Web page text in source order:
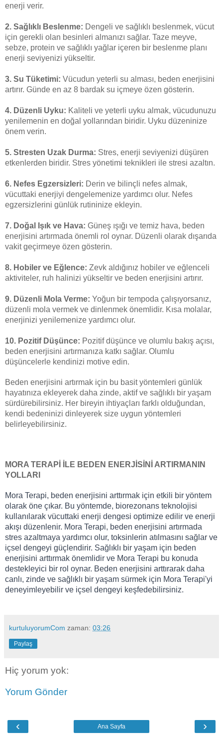
enerji verir.
2. Sağlıklı Beslenme: Dengeli ve sağlıklı beslenmek, vücut
için gerekli olan besinleri almanızı sağlar. Taze meyve,
sebze, protein ve sağlıklı yağlar içeren bir beslenme planı
enerji seviyenizi yükseltir.
3. Su Tüketimi: Vücudun yeterli su alması, beden enerjisini
artırır. Günde en az 8 bardak su içmeye özen gösterin.
4. Düzenli Uyku: Kaliteli ve yeterli uyku almak, vücudunuzu
yenilemenin en doğal yollarından biridir. Uyku düzeninize
önem verin.
5. Stresten Uzak Durma: Stres, enerji seviyenizi düşüren
etkenlerden biridir. Stres yönetimi teknikleri ile stresi azaltın.
6. Nefes Egzersizleri: Derin ve bilinçli nefes almak,
vücuttaki enerjiyi dengelemenize yardımcı olur. Nefes
egzersizlerini günlük rutininize ekleyin.
7. Doğal Işık ve Hava: Güneş ışığı ve temiz hava, beden
enerjisini artırmada önemli rol oynar. Düzenli olarak dışarıda
vakit geçirmeye özen gösterin.
8. Hobiler ve Eğlence: Zevk aldığınız hobiler ve eğlenceli
aktiviteler, ruh halinizi yükseltir ve beden enerjisini artırır.
9. Düzenli Mola Verme: Yoğun bir tempoda çalışıyorsanız,
düzenli mola vermek ve dinlenmek önemlidir. Kısa molalar,
enerjinizi yenilemenize yardımcı olur.
10. Pozitif Düşünce: Pozitif düşünce ve olumlu bakış açısı,
beden enerjisini artırmanıza katkı sağlar. Olumlu
düşüncelerle kendinizi motive edin.
Beden enerjisini artırmak için bu basit yöntemleri günlük
hayatınıza ekleyerek daha zinde, aktif ve sağlıklı bir yaşam
sürdürebilirsiniz. Her bireyin ihtiyaçları farklı olduğundan,
kendi bedeninizi dinleyerek size uygun yöntemleri
belirleyebilirsiniz.
MORA TERAPİ İLE BEDEN ENERJİSİNİ ARTIRMANIN
YOLLARI
Mora Terapi, beden enerjisini arttırmak için etkili bir yöntem
olarak öne çıkar. Bu yöntemde, biorezonans teknolojisi
kullanılarak vücuttaki enerji dengesi optimize edilir ve enerji
akışı düzenlenir. Mora Terapi, beden enerjisini artırmada
stres azaltmaya yardımcı olur, toksinlerin atılmasını sağlar ve
içsel dengeyi güçlendirir. Sağlıklı bir yaşam için beden
enerjisini arttırmak önemlidir ve Mora Terapi bu konuda
destekleyici bir rol oynar. Beden enerjisini arttırarak daha
canlı, zinde ve sağlıklı bir yaşam sürmek için Mora Terapi'yi
deneyimleyebilir ve içsel dengeyi keşfedebilirsiniz.
kurtuluyorumCom zaman: 03:26
Paylaş
Hiç yorum yok:
Yorum Gönder
‹ ›
Ana Sayfa